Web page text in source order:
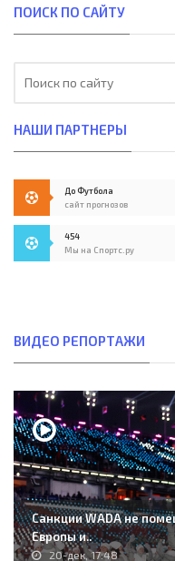
ПОИСК ПО САЙТУ
НАШИ ПАРТНЕРЫ
До Футбола
сайт прогнозов
454
Мы на Спортс.ру
ВИДЕО РЕПОРТАЖИ
Санкции WADA не
Европы и..
20-дек, 17:48